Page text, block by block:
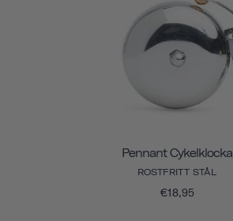
Pennant Cykelklocka
ROSTFRITT STÅL
€18,95